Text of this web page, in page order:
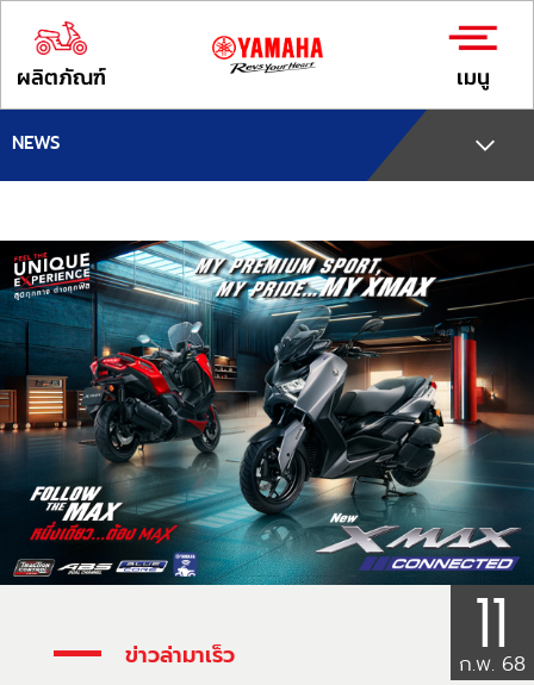
ผลิตภัณฑ์ เมนู
NEWS
ข่าวล่ามาเร็ว 11
ก.พ. 68